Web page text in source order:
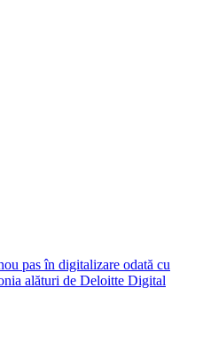
pas în digitalizare odată cu
alături de Deloitte Digital